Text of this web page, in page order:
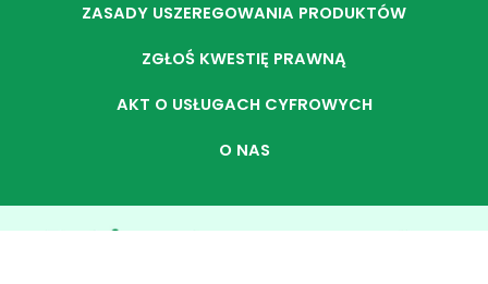
ZASADY USZEREGOWANIA PRODUKTÓW
ZGŁOŚ KWESTIĘ PRAWNĄ
AKT O USŁUGACH CYFROWYCH
O NAS